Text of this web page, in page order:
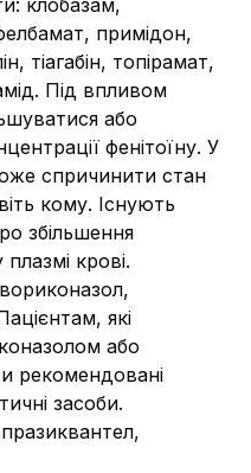
клобазам,
примідон,
тіагабін, топірамат,
Під впливом
або
фенітоїну. У
спричинити стан
кому. Існують
збільшення
крові.
які
або
рекомендовані
засоби.